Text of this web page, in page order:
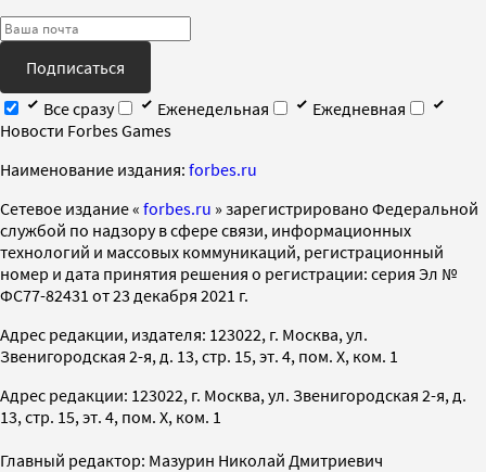
Подписаться
Все сразу
Еженедельная
Ежедневная
Новости Forbes Games
Наименование издания: forbes.ru
Cетевое издание « forbes.ru » зарегистрировано Федеральной
службой по надзору в сфере связи, информационных
технологий и массовых коммуникаций, регистрационный
номер и дата принятия решения о регистрации: серия Эл №
ФС77-82431 от 23 декабря 2021 г.
Адрес редакции, издателя: 123022, г. Москва, ул.
Звенигородская 2-я, д. 13, стр. 15, эт. 4, пом. X, ком. 1
Адрес редакции: 123022, г. Москва, ул. Звенигородская 2-я, д.
13, стр. 15, эт. 4, пом. X, ком. 1
Главный редактор: Мазурин Николай Дмитриевич